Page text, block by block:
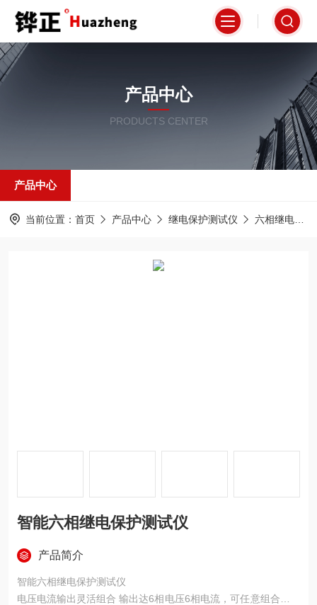
产品中心
PRODUCTS CENTER
产品中心
当前位置： 首页 产品中心 继电保护测试仪 六相继电保护测试仪
智能六相继电保护测试仪
产品简介
智能六相继电保护测试仪
电压电流输出灵活组合 输出达6相电压6相电流，可任意组合实现